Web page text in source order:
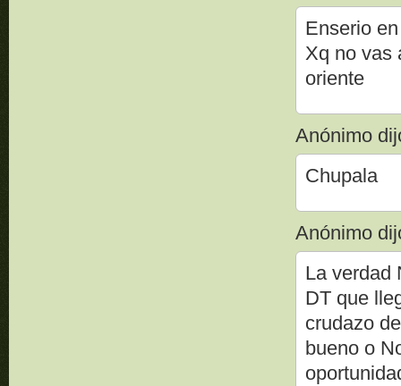
Enserio
Xq no vas
oriente
Anónimo
Chupala
Anónimo
La verdad
DT que
crudazo
bueno o